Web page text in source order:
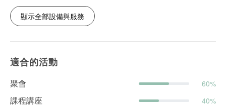
顯示全部設備與服務
適合的活動
聚會 60%
課程講座 40%